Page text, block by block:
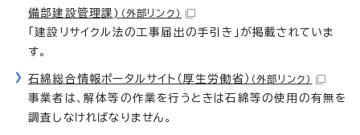
備部建設管理課) （外部リンク）
「建設リサイクル法の工事届出の手引き」が掲載されていま
す。
石綿総合情報ポータルサイト（厚生労働省） （外部リンク）
事業者は、解体等の作業を行うときは石綿等の使用の有無を
調査しなければなりません。